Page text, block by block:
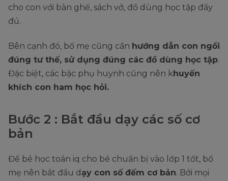
cho con với bàn ghế, sách vở, đồ dùng học tập đầy
đủ.
Bên cạnh đó, bố mẹ cũng cần hướng dẫn con ngồi
đúng tư thế, sử dụng đúng các đồ dùng học tập.
Đặc biệt, các bậc phụ huynh cũng nên khuyến
khích con ham học hỏi.
Bước 2 : Bắt đầu dạy các số cơ
bản
Để bé học toán iq cho bé chuẩn bị vào lớp 1 tốt, bố
mẹ nên bắt đầu dạy con số đếm cơ bản. Bởi mọi